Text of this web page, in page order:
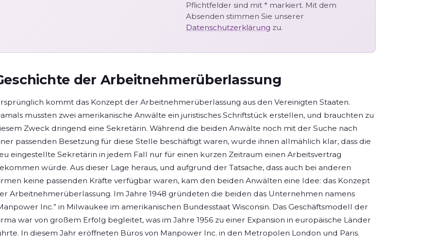
Pflichtfelder sind mit * markiert. Mit dem
Absenden stimmen Sie unserer
Datenschutzerklärung zu.
der Arbeitnehmerüberlassung
kommt das Konzept der Arbeitnehmerüberlassung aus den Vereinigten Staaten.
mussten zwei amerikanische Anwälte ein juristisches Schriftstück erstellen, und brauchten zu
Zweck dringend eine Sekretärin. Während die beiden Anwälte noch mit der Suche nach
passenden Besetzung für diese Stelle beschäftigt waren, wurde ihnen allmählich klar, dass die
eingestellte Sekretärin in jedem Fall nur für einen kurzen Zeitraum einen Arbeitsvertrag
würde. Aus dieser Lage heraus, und aufgrund der Tatsache, dass auch bei anderen
keine passenden Kräfte verfügbar waren, kam den beiden Anwälten eine Idee: das Konzept
Arbeitnehmerüberlassung. Im Jahre 1948 gründeten die beiden das Unternehmen namens
Inc.” in Milwaukee im amerikanischen Bundesstaat Wisconsin. Das Geschäftsmodell der
war von großem Erfolg begleitet, was im Jahre 1956 zu einer Expansion in europäische Länder
In diesem Jahr eröffneten Büros von Manpower Inc. in den Metropolen London und Paris.